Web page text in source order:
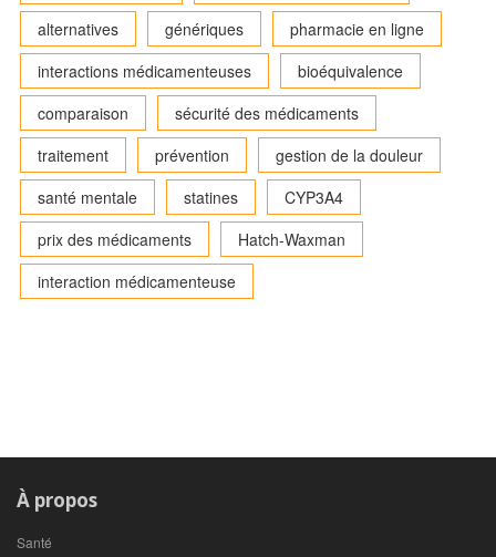
alternatives
génériques
pharmacie en ligne
interactions médicamenteuses
bioéquivalence
comparaison
sécurité des médicaments
traitement
prévention
gestion de la douleur
santé mentale
statines
CYP3A4
prix des médicaments
Hatch-Waxman
interaction médicamenteuse
À propos
Santé